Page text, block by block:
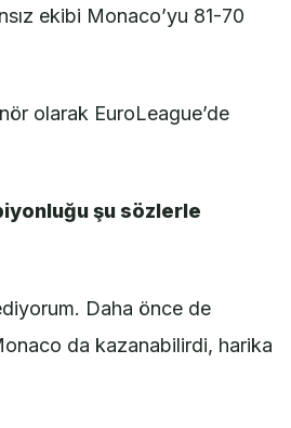
ekibi Monaco’yu 81-70
olarak EuroLeague’de
şu sözlerle
Daha önce de
da kazanabilirdi, harika